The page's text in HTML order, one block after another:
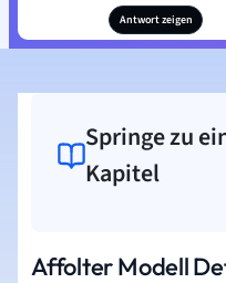
Antwort zeigen
Springe zu
Kapitel
Affolter Modell